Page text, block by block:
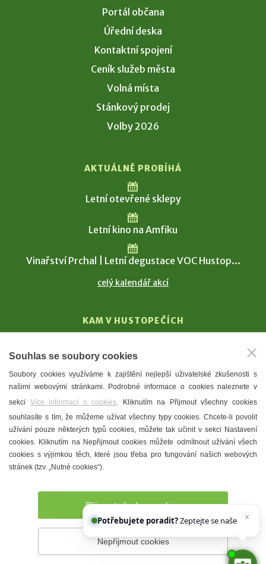
Portál občana
Úřední deska
Kontaktní spojení
Ceník služeb města
Volná místa
Stánkový prodej
Volby 2026
AKTUÁLNĚ PROBÍHÁ
Letní otevřené sklepy
Letní kino na Amfiku
Vinařství Prchal | Letní degustace VOC Hustop...
celý kalendář akcí
KAM V HUSTOPEČÍCH
T. G. Masaryk
Mandloně
Ubytování
Restaurace
Městské muzeum a galerie
Denní meníčka
Prohlášení o přístupnosti Správce webu
Souhlas se soubory cookies
Soubory cookies využíváme k zajištění nejlepší uživatelské zkušenosti s
našimi webovými stránkami. Podrobné informace o cookies naleznete v
sekci Více informací o cookies. Kliknutím na Přijmout všechny cookies
souhlasíte s tím, že můžeme užívat všechny typy cookies. Chcete-li povolit
užívání pouze některých typů cookies, můžete tak učinit v sekci Nastavení
cookies. Kliknutím na Nepřijmout cookies můžete odmítnout užívání všech
cookies s výjimkou těch, které jsou třeba pro fungování našich webových
stránek (tzv. „Nutné cookies“).
Přijmout všechny cookies
Nepřijmout cookies
Potřebujete poradit?